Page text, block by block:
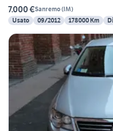
7.000 €Sanremo(IM)
Usato
09/2012 178000 Km